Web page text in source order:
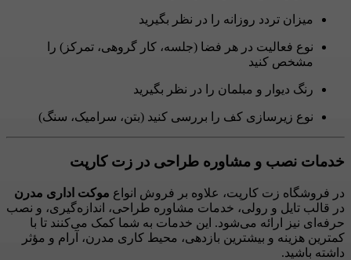
میزان تردد روزانه را در نظر بگیرید
نوع فعالیت در هر فضا (جلسه، کار گروهی، تمرکز) را
مشخص کنید
رنگ دیوار و مبلمان را در نظر بگیرید
نوع زیرسازی کف را بررسی کنید (بتن، سرامیک، سنگ)
خدمات نصب و مشاوره طراحی در زت کارپت
در فروشگاه زت کارپت، علاوه بر فروش انواع موکت اداری مدرن
در قالب تایل و رولی، خدمات مشاوره طراحی، اندازه‌گیری، و نصب
حرفه‌ای نیز ارائه می‌شود. این خدمات به شما کمک می‌کنند تا با
کمترین هزینه و بیشترین بازدهی، محیط کاری مدرن، آرام و مؤثر
داشته باشید.